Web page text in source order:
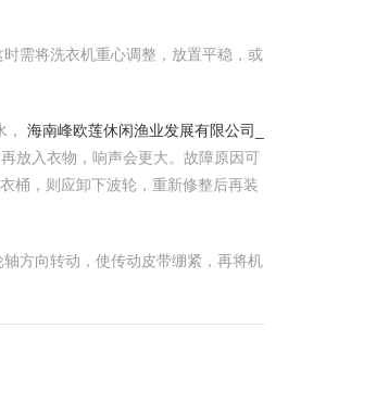
需将洗衣机重心调整，放置平稳，或
， 海南峰欧莲休闲渔业发展有限公司_
放入衣物，响声会更大。故障原因可
桶，则应卸下波轮，重新修整后再装
方向转动，使传动皮带绷紧，再将机